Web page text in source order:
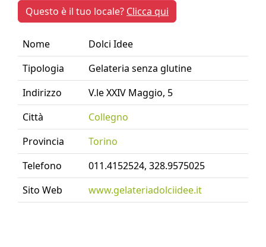
Questo è il tuo locale? Clicca qui
Nome
Dolci Idee
Tipologia
Gelateria senza glutine
Indirizzo
V.le XXIV Maggio, 5
Città
Collegno
Provincia
Torino
Telefono
011.4152524, 328.9575025
Sito Web
www.gelateriadolciidee.it